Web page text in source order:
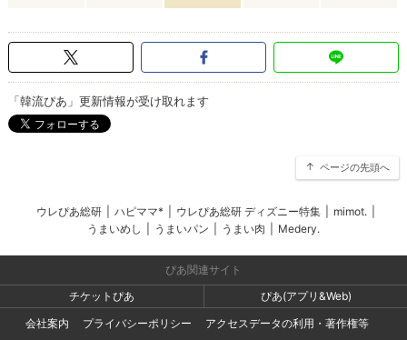
「韓流ぴあ」更新情報が受け取れます
ページの先頭へ
ウレぴあ総研 ハピママ* ウレぴあ総研 ディズニー特集 mimot.
うまいめし
うまいパン うまい肉 Medery.
ぴあ関連サイト
チケットぴあ
ぴあ(アプリ&Web)
会社案内
プライバシーポリシー
アクセスデータの利用・著作権等